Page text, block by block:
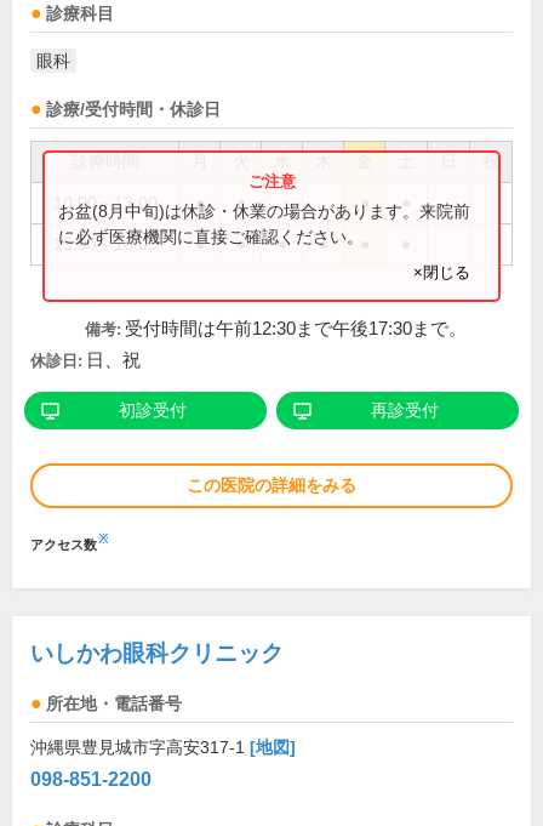
診療科目
眼科
診療/受付時間・休診日
祝
10:00～13:00 ● ● ●
15:00～18:00 ● ● ● ●
お盆(8月中旬)は休診・休業の場合があります。来院前
に必ず医療機関に直接ご確認ください。
×閉じる
備考: 受付時間は午前12:30まで午後17:30まで。
休診日: 日、祝
初診受付 再診受付
この医院の詳細をみる
アクセス数※
いしかわ眼科クリニック
所在地・電話番号
沖縄県豊見城市字高安317-1 [地図]
098-851-2200